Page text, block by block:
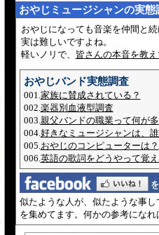
おやじミュージシャンの実
おやじになっても音楽を仲間と
実は難しいですよね。
軽いノリで、 皆さんの本音を教
おやじバンド実態調査
001.家族に賛成されている？
002.楽器別血液型調査
003.親父バンドの職業って何が
004.好きなミュージシャンは、
005.おやじのコンピューターは？
006.英語の歌詞をどうやって覚
似たような人が、似たような事
を集めてます。何かの参考にな